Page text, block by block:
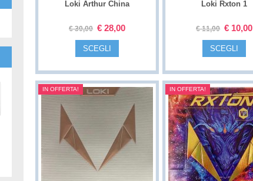
Loki Arthur China
€30,00 € 28,00
SCEGLI
Loki Rxton 1
€11,00 € 10,00
SCEGLI
IN OFFERTA! IN OFFERTA!